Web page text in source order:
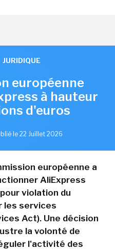
JURIDIQUE
européenne
à hauteur
d'euros
le 22 Juillet 2026
européenne a
AliExpress
violation du
les services
Act). Une décision
la volonté de
l'activité des